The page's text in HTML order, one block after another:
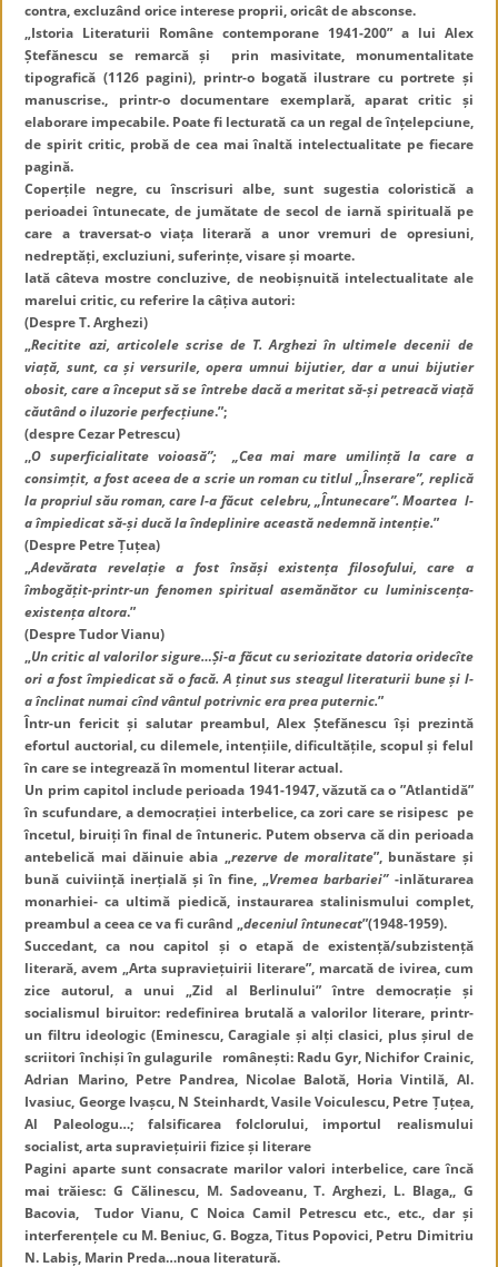
contra, excluzând orice interese proprii, oricât de absconse.
„Istoria Literaturii Române contemporane 1941-200” a lui Alex
Ștefănescu se remarcă și prin masivitate, monumentalitate
tipografică (1126 pagini), printr-o bogată ilustrare cu portrete și
manuscrise., printr-o documentare exemplară, aparat critic și
elaborare impecabile. Poate fi lecturată ca un regal de înțelepciune,
de spirit critic, probă de cea mai înaltă intelectualitate pe fiecare
pagină.
Coperțile negre, cu înscrisuri albe, sunt sugestia coloristică a
perioadei întunecate, de jumătate de secol de iarnă spirituală pe
care a traversat-o viața literară a unor vremuri de opresiuni,
nedreptăți, excluziuni, suferințe, visare și moarte.
Iată câteva mostre concluzive, de neobișnuită intelectualitate ale
marelui critic, cu referire la câțiva autori:
(Despre T. Arghezi)
„Recitite azi, articolele scrise de T. Arghezi în ultimele decenii de
viață, sunt, ca și versurile, opera umnui bijutier, dar a unui bijutier
obosit, care a început să se întrebe dacă a meritat să-și petreacă viață
căutând o iluzorie perfecțiune.”;
(despre Cezar Petrescu)
,,O superficialitate voioasă”; „Cea mai mare umilință la care a
consimțit, a fost aceea de a scrie un roman cu titlul ,,Înserare”, replică
la propriul său roman, care l-a făcut celebru, „Întunecare”. Moartea l-
a împiedicat să-și ducă la îndeplinire această nedemnă intenție.”
(Despre Petre Țuțea)
„Adevărata revelație a fost însăși existența filosofului, care a
îmbogățit-printr-un fenomen spiritual asemănător cu luminiscența-
existența altora.”
(Despre Tudor Vianu)
„Un critic al valorilor sigure…Și-a făcut cu seriozitate datoria oridecîte
ori a fost împiedicat să o facă. A ținut sus steagul literaturii bune și l-
a înclinat numai cînd vântul potrivnic era prea puternic.”
Într-un fericit și salutar preambul, Alex Ștefănescu își prezintă
efortul auctorial, cu dilemele, intențiile, dificultățile, scopul și felul
în care se integrează în momentul literar actual.
Un prim capitol include perioada 1941-1947, văzută ca o ”Atlantidă”
în scufundare, a democrației interbelice, ca zori care se risipesc pe
încetul, biruiți în final de întuneric. Putem observa că din perioada
antebelică mai dăinuie abia „rezerve de moralitate”, bunăstare și
bună cuiviință inerțială și în fine, „Vremea barbariei”-inlăturarea
monarhiei- ca ultimă piedică, instaurarea stalinismului complet,
preambul a ceea ce va fi curând „deceniul întunecat”(1948-1959).
Succedant, ca nou capitol și o etapă de existență/subzistență
literară, avem „Arta supraviețuirii literare”, marcată de ivirea, cum
zice autorul, a unui „Zid al Berlinului” între democrație și
socialismul biruitor: redefinirea brutală a valorilor literare, printr-
un filtru ideologic (Eminescu, Caragiale și alți clasici, plus șirul de
scriitori închiși în gulagurile românești: Radu Gyr, Nichifor Crainic,
Adrian Marino, Petre Pandrea, Nicolae Balotă, Horia Vintilă, Al.
Ivasiuc, George Ivașcu, N Steinhardt, Vasile Voiculescu, Petre Țuțea,
Al Paleologu…; falsificarea folclorului, importul realismului
socialist, arta supraviețuirii fizice și literare
Pagini aparte sunt consacrate marilor valori interbelice, care încă
mai trăiesc: G Călinescu, M. Sadoveanu, T. Arghezi, L. Blaga,, G
Bacovia, Tudor Vianu, C Noica Camil Petrescu etc., etc., dar și
interferențele cu M. Beniuc, G. Bogza, Titus Popovici, Petru Dimitriu
N. Labiș, Marin Preda…noua literatură.